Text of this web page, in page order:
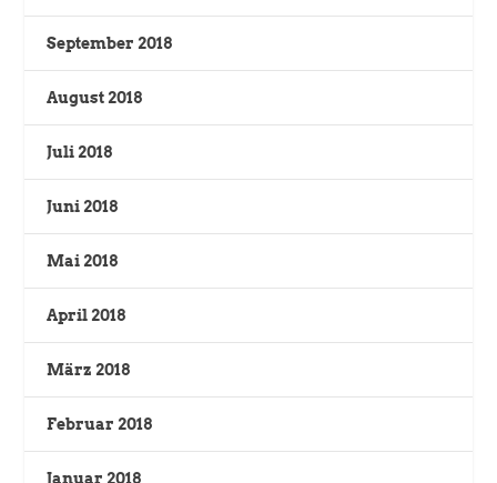
September 2018
August 2018
Juli 2018
Juni 2018
Mai 2018
April 2018
März 2018
Februar 2018
Januar 2018